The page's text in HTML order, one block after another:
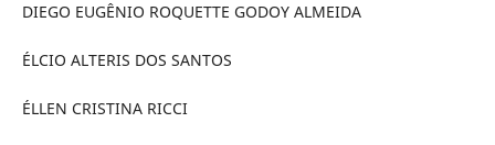
DIEGO EUGÊNIO ROQUETTE GODOY ALMEIDA
ÉLCIO ALTERIS DOS SANTOS
ÉLLEN CRISTINA RICCI